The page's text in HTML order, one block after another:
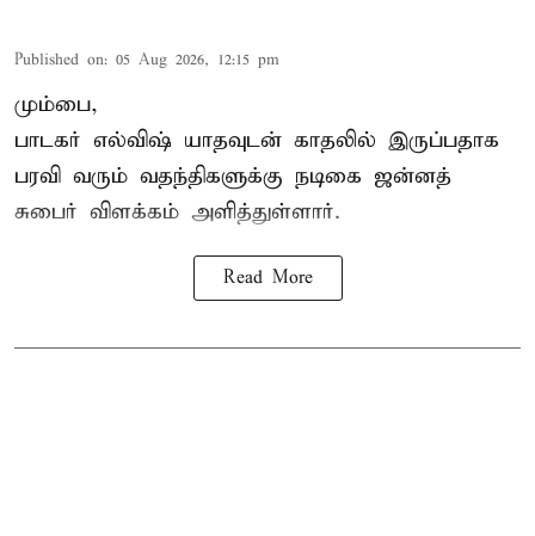
Published on: 05 Aug 2026, 12:15 pm
மும்பை,
பாடகர் எல்விஷ் யாதவுடன் காதலில் இருப்பதாக
பரவி வரும் வதந்திகளுக்கு நடிகை ஜன்னத்
சுபைர் விளக்கம் அளித்துள்ளார்.
Read More